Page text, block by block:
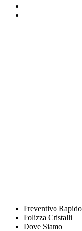
Preventivo Rapido
Polizza Cristalli
Dove Siamo